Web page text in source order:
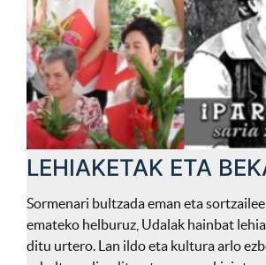
LEHIAKETAK ETA
Sormenari bultzada eman eta
emateko helburuz, Udalak hainbat
ditu urtero. Lan ildo eta kultura arlo